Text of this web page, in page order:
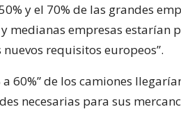
y el 70% de las grandes
medianas empresas estarían
requisitos europeos”.
a 60%” de los camiones
necesarias para sus